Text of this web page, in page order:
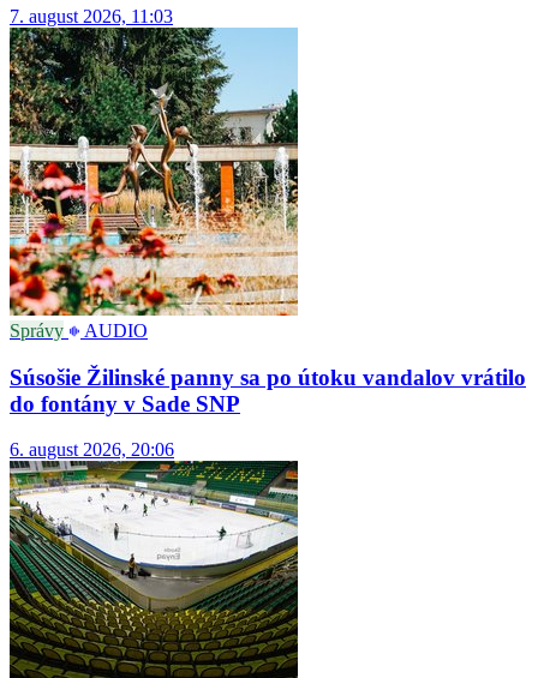
7. august 2026, 11:03
Správy AUDIO
Súsošie Žilinské panny sa po útoku vandalov vrátilo
do fontány v Sade SNP
6. august 2026, 20:06